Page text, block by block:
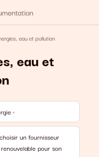
eau et pollution
eau et
un fournisseur
pour son